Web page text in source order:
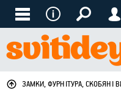
ЗАМКИ, ФУРНІТУРА, СКОБЯНІ